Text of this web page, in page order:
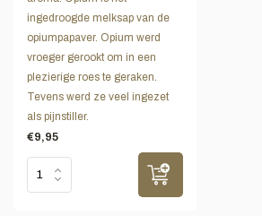
ingedroogde melksap van de
opiumpapaver. Opium werd
vroeger gerookt om in een
plezierige roes te geraken.
Tevens werd ze veel ingezet
als pijnstiller.
€9,95